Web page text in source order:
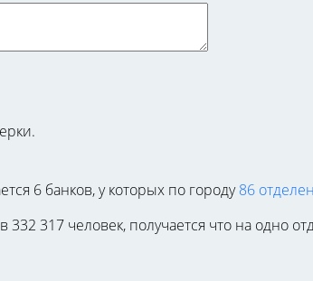
6 банков, у которых по городу86
317 человек, получается что на одно